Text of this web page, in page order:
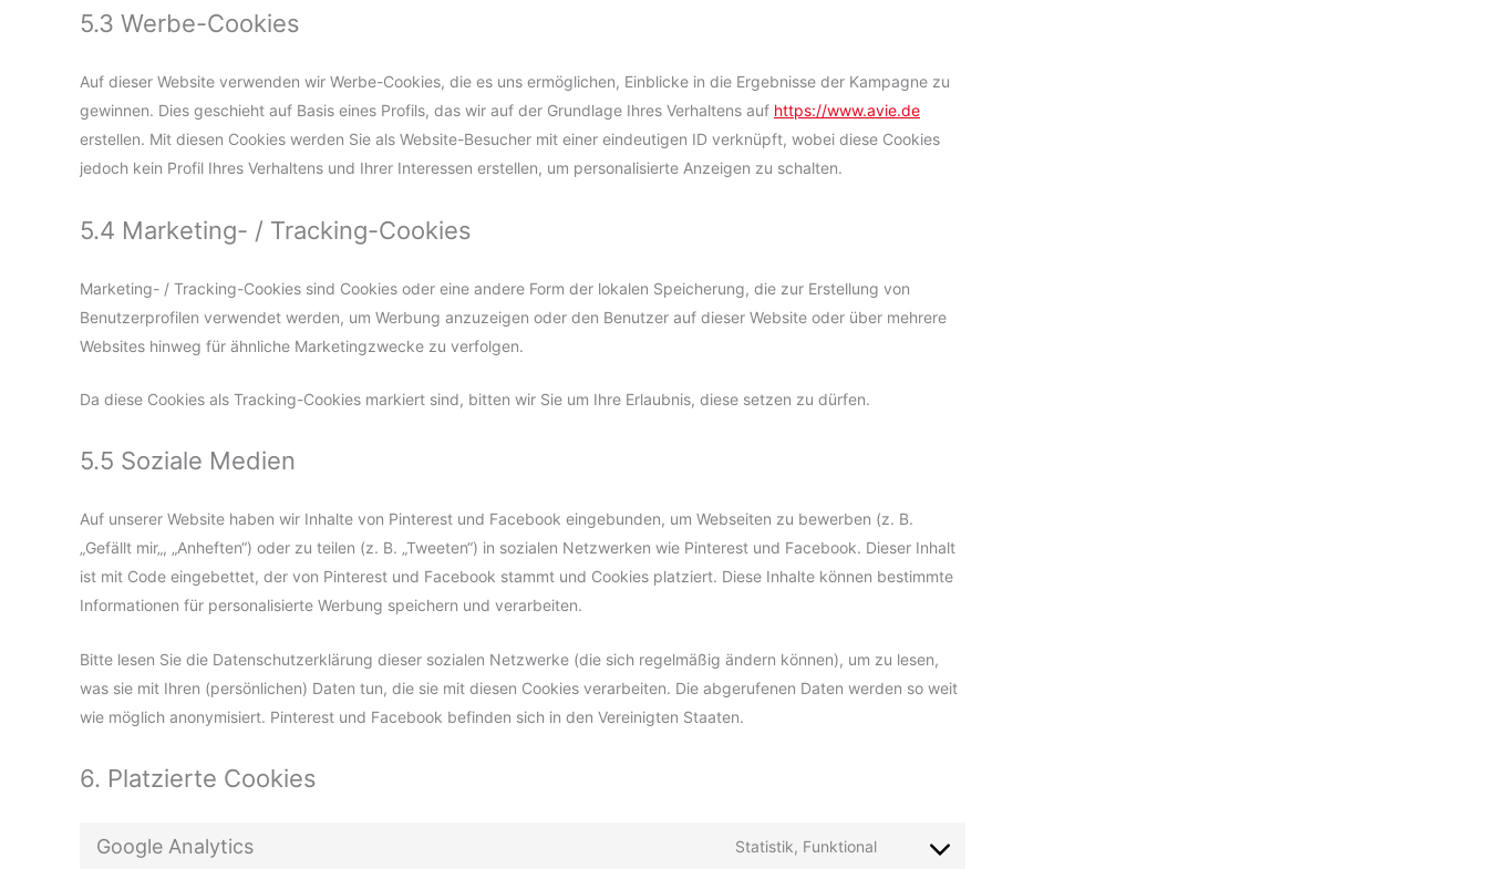
5.3 Werbe-Cookies
Auf dieser Website verwenden wir Werbe-Cookies, die es uns ermöglichen, Einblicke in die Ergebnisse der Kampagne zu
gewinnen. Dies geschieht auf Basis eines Profils, das wir auf der Grundlage Ihres Verhaltens auf https://www.avie.de
erstellen. Mit diesen Cookies werden Sie als Website-Besucher mit einer eindeutigen ID verknüpft, wobei diese Cookies
jedoch kein Profil Ihres Verhaltens und Ihrer Interessen erstellen, um personalisierte Anzeigen zu schalten.
5.4 Marketing- / Tracking-Cookies
Marketing- / Tracking-Cookies sind Cookies oder eine andere Form der lokalen Speicherung, die zur Erstellung von
Benutzerprofilen verwendet werden, um Werbung anzuzeigen oder den Benutzer auf dieser Website oder über mehrere
Websites hinweg für ähnliche Marketingzwecke zu verfolgen.
Da diese Cookies als Tracking-Cookies markiert sind, bitten wir Sie um Ihre Erlaubnis, diese setzen zu dürfen.
5.5 Soziale Medien
Auf unserer Website haben wir Inhalte von Pinterest und Facebook eingebunden, um Webseiten zu bewerben (z. B.
„Gefällt mir„, „Anheften“) oder zu teilen (z. B. „Tweeten“) in sozialen Netzwerken wie Pinterest und Facebook. Dieser Inhalt
ist mit Code eingebettet, der von Pinterest und Facebook stammt und Cookies platziert. Diese Inhalte können bestimmte
Informationen für personalisierte Werbung speichern und verarbeiten.
Bitte lesen Sie die Datenschutzerklärung dieser sozialen Netzwerke (die sich regelmäßig ändern können), um zu lesen,
was sie mit Ihren (persönlichen) Daten tun, die sie mit diesen Cookies verarbeiten. Die abgerufenen Daten werden so weit
wie möglich anonymisiert. Pinterest und Facebook befinden sich in den Vereinigten Staaten.
6. Platzierte Cookies
Google Analytics Statistik, Funktional
Consent